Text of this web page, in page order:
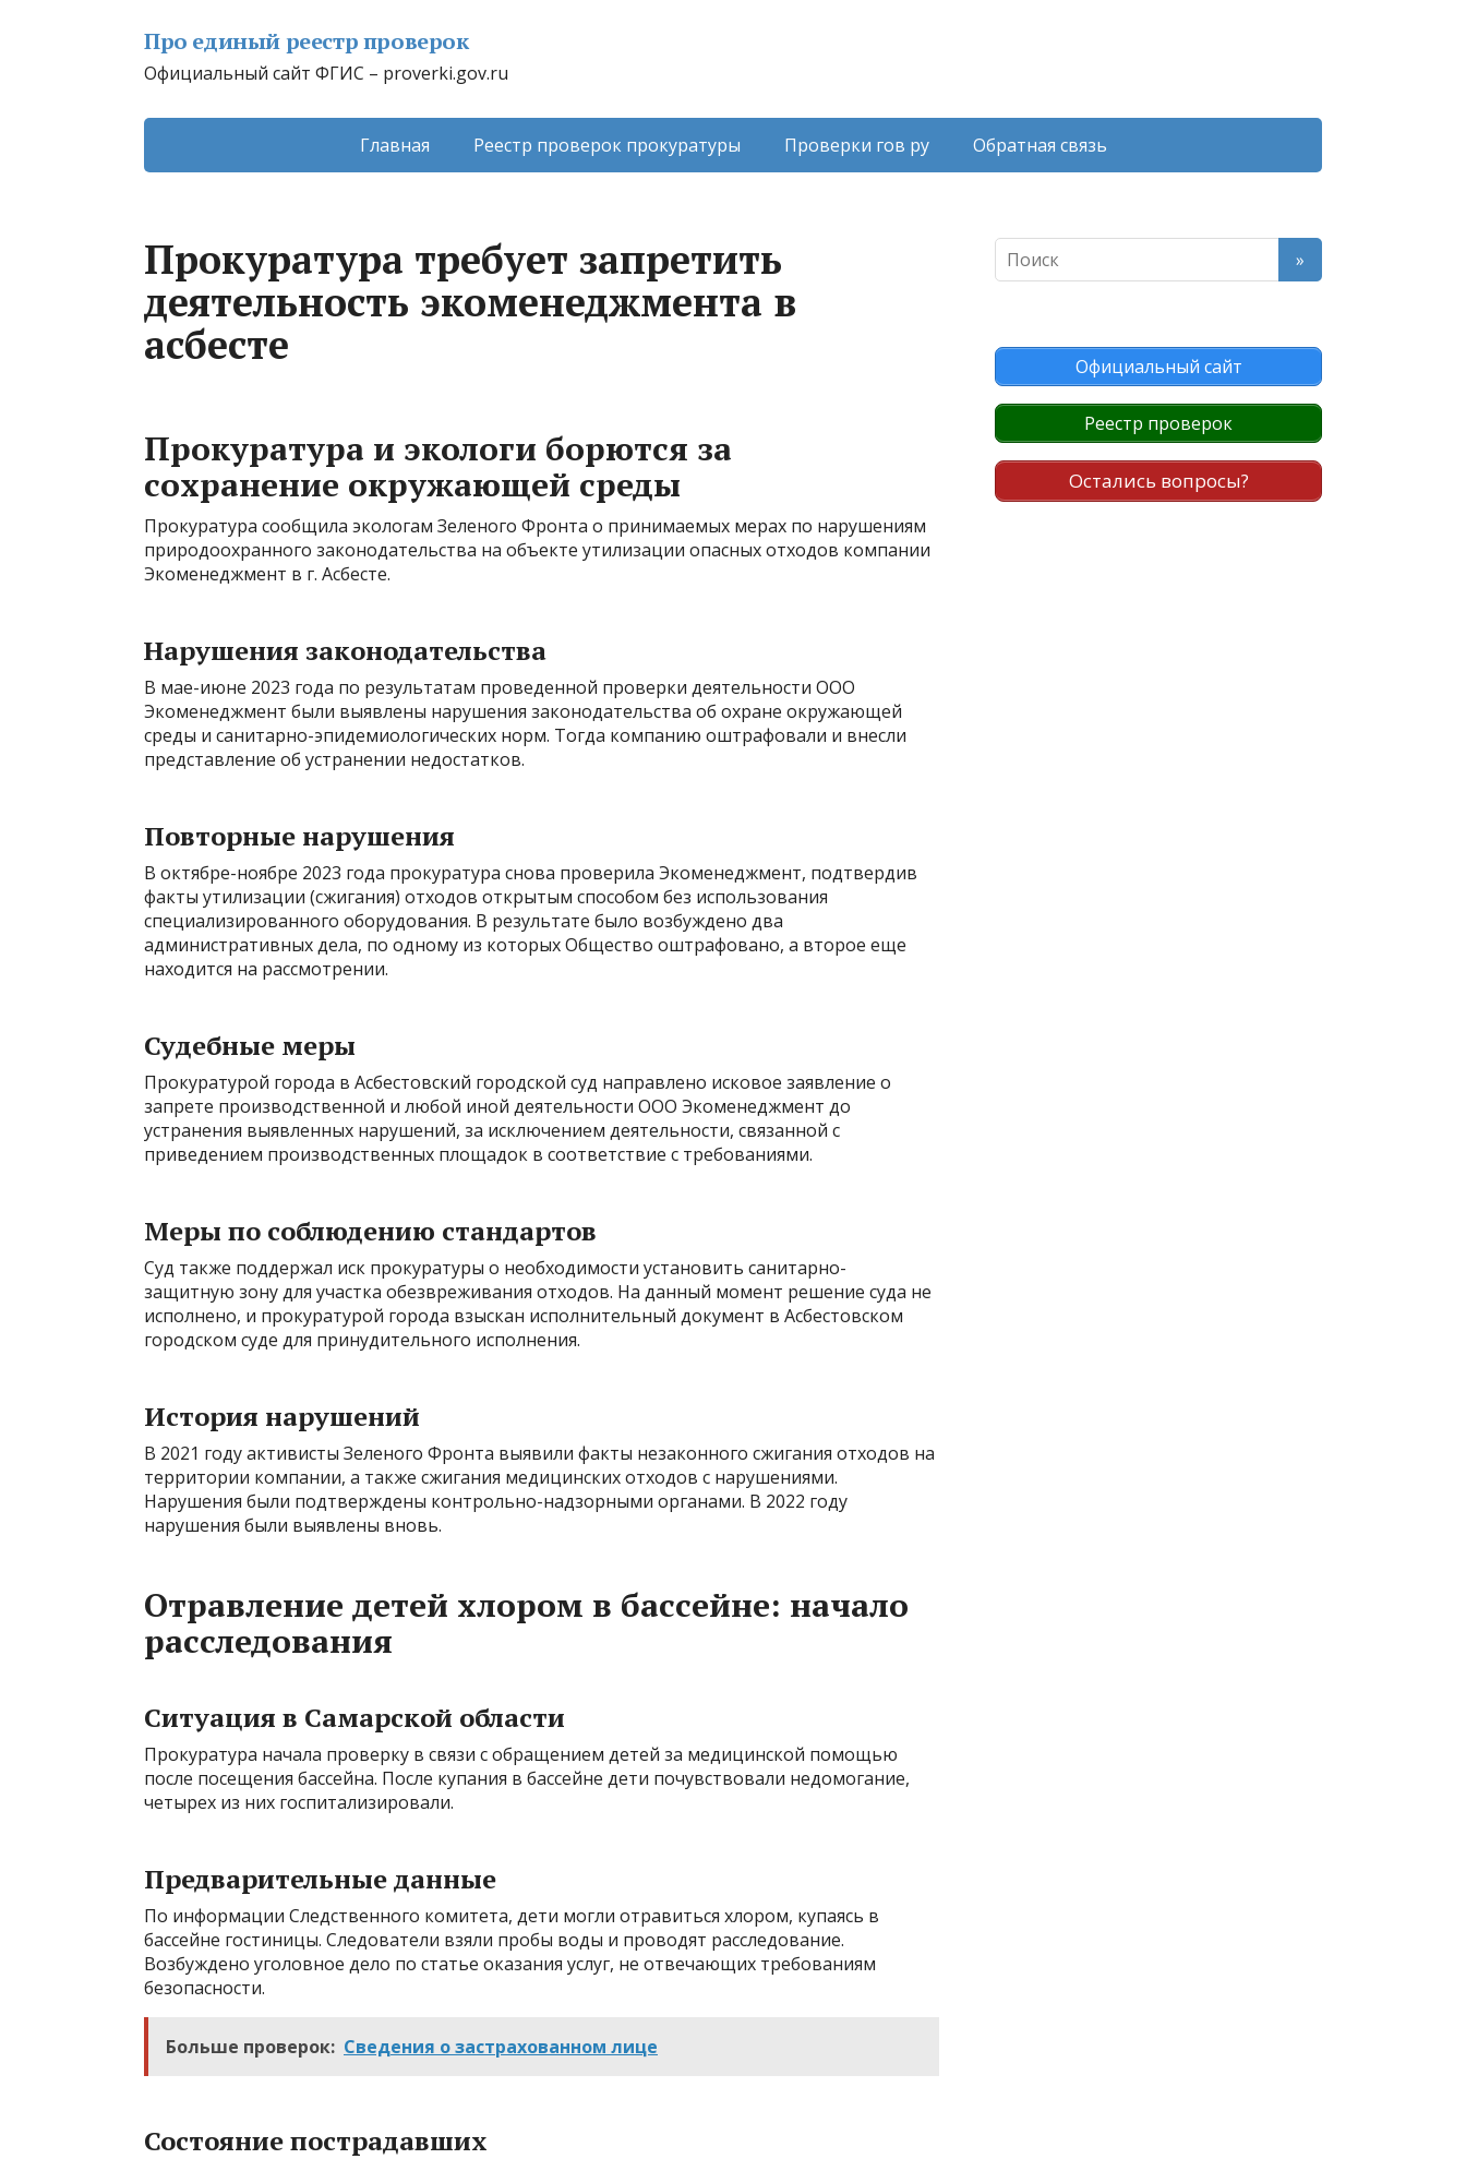
Про единый реестр проверок
Официальный сайт ФГИС – proverki.gov.ru
Главная Реестр проверок прокуратуры Проверки гов ру Обратная связь
Прокуратура требует запретить
деятельность экоменеджмента в
асбесте
Прокуратура и экологи борются за
сохранение окружающей среды
Прокуратура сообщила экологам Зеленого Фронта о принимаемых мерах по нарушениям
природоохранного законодательства на объекте утилизации опасных отходов компании
Экоменеджмент в г. Асбесте.
Нарушения законодательства
В мае-июне 2023 года по результатам проведенной проверки деятельности ООО
Экоменеджмент были выявлены нарушения законодательства об охране окружающей
среды и санитарно-эпидемиологических норм. Тогда компанию оштрафовали и внесли
представление об устранении недостатков.
Повторные нарушения
В октябре-ноябре 2023 года прокуратура снова проверила Экоменеджмент, подтвердив
факты утилизации (сжигания) отходов открытым способом без использования
специализированного оборудования. В результате было возбуждено два
административных дела, по одному из которых Общество оштрафовано, а второе еще
находится на рассмотрении.
Судебные меры
Прокуратурой города в Асбестовский городской суд направлено исковое заявление о
запрете производственной и любой иной деятельности ООО Экоменеджмент до
устранения выявленных нарушений, за исключением деятельности, связанной с
приведением производственных площадок в соответствие с требованиями.
Меры по соблюдению стандартов
Суд также поддержал иск прокуратуры о необходимости установить санитарно-
защитную зону для участка обезвреживания отходов. На данный момент решение суда не
исполнено, и прокуратурой города взыскан исполнительный документ в Асбестовском
городском суде для принудительного исполнения.
История нарушений
В 2021 году активисты Зеленого Фронта выявили факты незаконного сжигания отходов на
территории компании, а также сжигания медицинских отходов с нарушениями.
Нарушения были подтверждены контрольно-надзорными органами. В 2022 году
нарушения были выявлены вновь.
Отравление детей хлором в бассейне: начало
расследования
Ситуация в Самарской области
Прокуратура начала проверку в связи с обращением детей за медицинской помощью
после посещения бассейна. После купания в бассейне дети почувствовали недомогание,
четырех из них госпитализировали.
Предварительные данные
По информации Следственного комитета, дети могли отравиться хлором, купаясь в
бассейне гостиницы. Следователи взяли пробы воды и проводят расследование.
Возбуждено уголовное дело по статье оказания услуг, не отвечающих требованиям
безопасности.
Больше проверок: Сведения о застрахованном лице
Состояние пострадавших
Официальный сайт
Реестр проверок
Остались вопросы?